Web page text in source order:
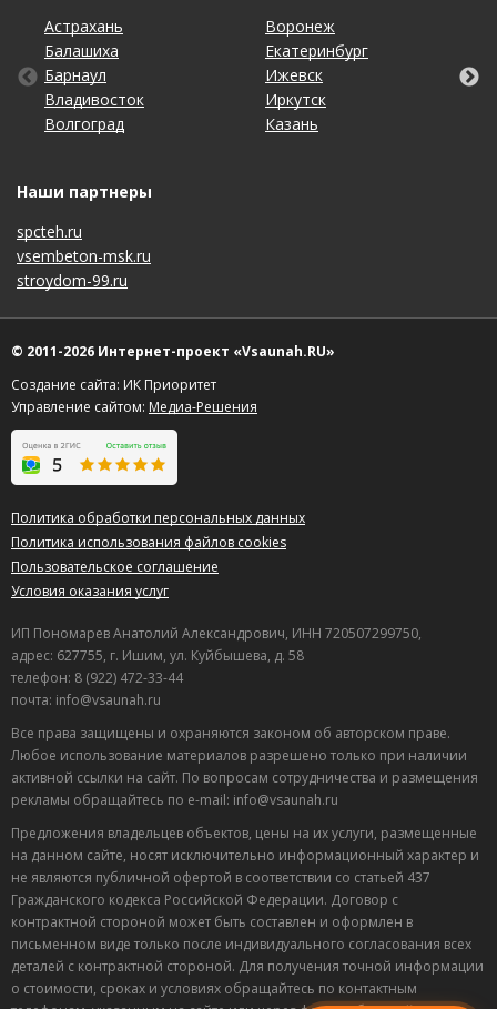
Астрахань
Балашиха
Барнаул
Владивосток
Волгоград
Воронеж
Екатеринбург
Ижевск
Иркутск
Казань
Калининград
Кемерово
Киров
Краснодар
Красноярск
Липецк
Махачкала
Набережные Челны
Нижний Новгород
Новосибирск
Омск
Оренбург
Пенза
Пермь
Ростов-на-Дону
Рязань
Самара
Санкт-Петербург
Саратов
Ставрополь
Тольятти
Томск
Тула
Тюмень
Ульяновск
Уфа
Хабаровск
Чебоксары
Челябинск
Ярославль
Наши партнеры
spcteh.ru
vsembeton-msk.ru
stroydom-99.ru
© 2011-2026 Интернет-проект «Vsaunah.RU»
Создание сайта: ИК Приоритет
Управление сайтом: Медиа-Решения
Политика обработки персональных данных
Политика использования файлов cookies
Пользовательское соглашение
Условия оказания услуг
ИП Пономарев Анатолий Александрович, ИНН 720507299750,
адрес: 627755, г. Ишим, ул. Куйбышева, д. 58
телефон: 8 (922) 472-33-44
почта: info@vsaunah.ru
Все права защищены и охраняются законом об авторском праве.
Любое использование материалов разрешено только при наличии
активной ссылки на сайт. По вопросам сотрудничества и размещения
рекламы обращайтесь по e-mail: info@vsaunah.ru
Предложения владельцев объектов, цены на их услуги, размещенные
на данном сайте, носят исключительно информационный характер и
не являются публичной офертой в соответствии со статьей 437
Гражданского кодекса Российской Федерации. Договор с
контрактной стороной может быть составлен и оформлен в
письменном виде только после индивидуального согласования всех
деталей с контрактной стороной. Для получения точной информации
о стоимости, сроках и условиях обращайтесь по контактным
Лучшие
спецпредложения
саун
Подписывайтесь в Telegram или MAX —